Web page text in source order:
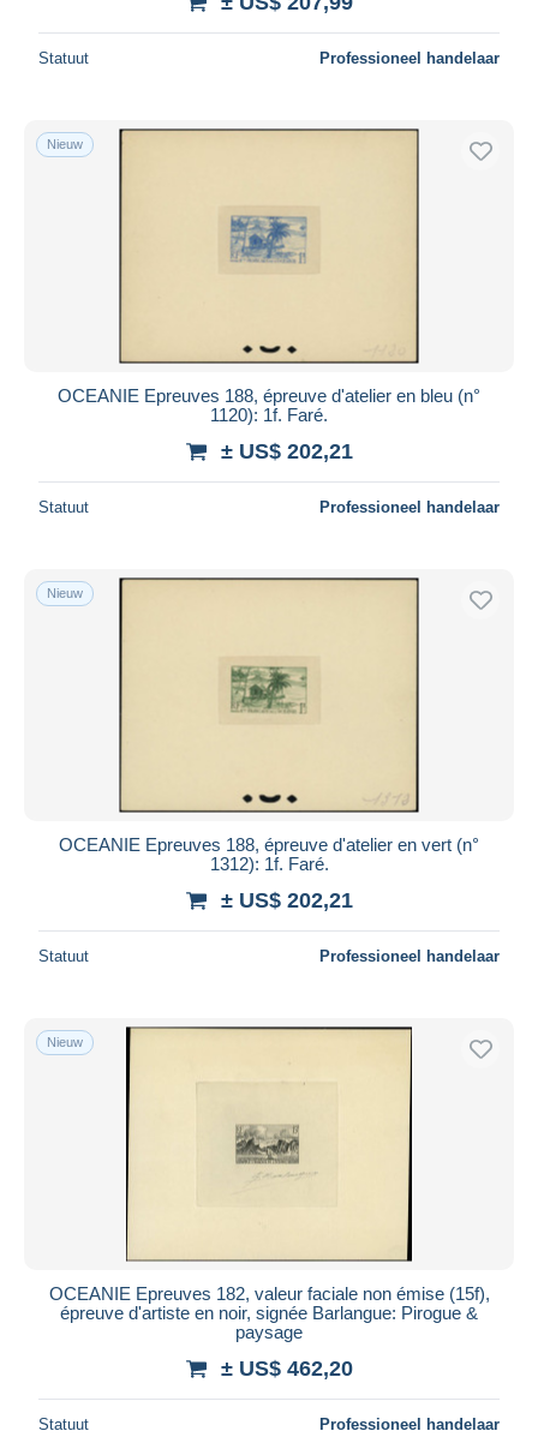
Statuut Professioneel handelaar
Nieuw
OCEANIE Epreuves 188, épreuve d'atelier en bleu (n°
1120): 1f. Faré.
± US$ 202,21
Statuut Professioneel handelaar
Nieuw
OCEANIE Epreuves 188, épreuve d'atelier en vert (n°
1312): 1f. Faré.
± US$ 202,21
Statuut Professioneel handelaar
Nieuw
OCEANIE Epreuves 182, valeur faciale non émise (15f),
épreuve d'artiste en noir, signée Barlangue: Pirogue &
paysage
± US$ 462,20
Statuut Professioneel handelaar